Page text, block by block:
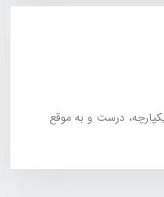
درست و به موقع